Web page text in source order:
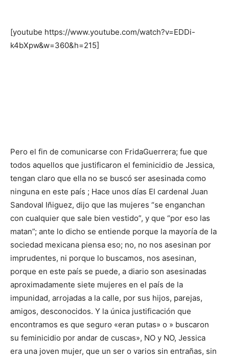
[youtube https://www.youtube.com/watch?v=EDDi-
k4bXpw&w=360&h=215]
Pero el fin de comunicarse con FridaGuerrera; fue que
todos aquellos que justificaron el feminicidio de Jessica,
tengan claro que ella no se buscó ser asesinada como
ninguna en este país ; Hace unos días El cardenal Juan
Sandoval Iñiguez, dijo que las mujeres “se enganchan
con cualquier que sale bien vestido”, y que “por eso las
matan”; ante lo dicho se entiende porque la mayoría de la
sociedad mexicana piensa eso; no, no nos asesinan por
imprudentes, ni porque lo buscamos, nos asesinan,
porque en este país se puede, a diario son asesinadas
aproximadamente siete mujeres en el país de la
impunidad, arrojadas a la calle, por sus hijos, parejas,
amigos, desconocidos. Y la única justificación que
encontramos es que seguro «eran putas» o » buscaron
su feminicidio por andar de cuscas», NO y NO, Jessica
era una joven mujer, que un ser o varios sin entrañas, sin